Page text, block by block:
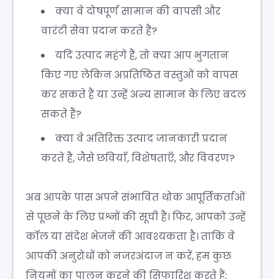
क्या वे दोषपूर्ण सामान की वापसी और
वारंटी सेवा प्रदान करते हैं?
यदि उत्पाद महंगे हैं, तो क्या आप भुगतान
किए गए लेकिन अप्रतिष्ठित वस्तुओं को वापस
कर सकते हैं या उन्हें अन्य सामान के लिए बदल
सकते हैं?
क्या वे अतिरिक्त उत्पाद जानकारी प्रदान
करते हैं, जैसे छवियाँ, विशेषताएँ, और विवरण?
अब आपके पास अपने संभावित थोक आपूर्तिकर्ताओं
से पूछने के लिए प्रश्नों की सूची है। फिर, आपको उन्हें
कॉल या संदेश भेजने की आवश्यकता है। ताकि वे
आपकी अनुरोधों को नजरअंदाज न करें, हम कुछ
नियमों का पालन करने की सिफारिश करते हैं: